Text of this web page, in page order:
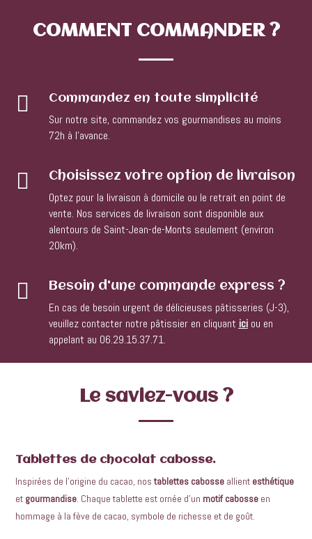
COMMENTCOMMANDER ?
 Commandez en toute simplicité
Sur notre site, commandez vos gourmandises au moins
72h à l’avance.
 Choisissez votre option de livraison
Optez pour la livraison à domicile ou le retrait en point de
vente. Nos services de livraison sont disponible aux
alentours de Saint-Jean-de-Monts seulement (environ
20km).
 Besoin d'une commande express ?
En cas de besoin urgent de délicieuses pâtisseries (J-3),
veuillez contacter notre pâtissier en cliquant iciou en
appelant au 06.29.15.37.71.
Le saviez-vous ?
Tablettes de chocolat cabosse.
Inspirées de l’origine du cacao, nostablettes cabosse allient esthétique
et gourmandise. Chaque tablette est ornée d’un motif cabosse en
hommage à la fève de cacao, symbole de richesse et de goût.